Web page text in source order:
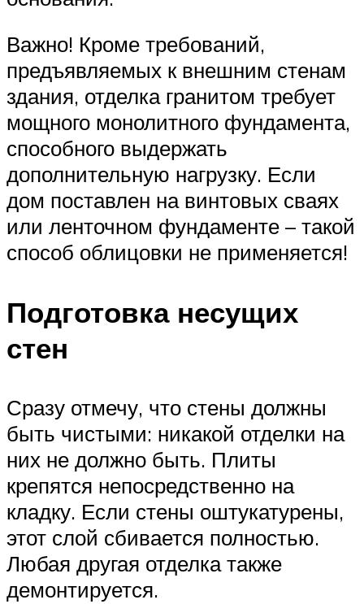
Важно! Кроме требований,
предъявляемых к внешним стенам
здания, отделка гранитом требует
мощного монолитного фундамента,
способного выдержать
дополнительную нагрузку. Если
дом поставлен на винтовых сваях
или ленточном фундаменте – такой
способ облицовки не применяется!
Подготовка несущих
стен
Сразу отмечу, что стены должны
быть чистыми: никакой отделки на
них не должно быть. Плиты
крепятся непосредственно на
кладку. Если стены оштукатурены,
этот слой сбивается полностью.
Любая другая отделка также
демонтируется.